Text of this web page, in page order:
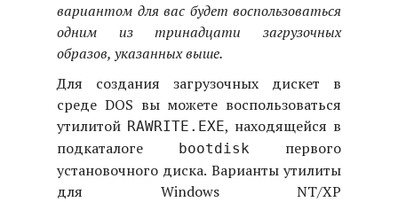
вариантом для вас будет воспользоваться
одним из тринадцати загрузочных
образов, указанных выше.
Для создания загрузочных дискет в
среде DOS вы можете воспользоваться
утилитой RAWRITE.EXE, находящейся в
подкаталоге
bootdisk первого
установочного диска. Варианты утилиты
для Windows NT/XP